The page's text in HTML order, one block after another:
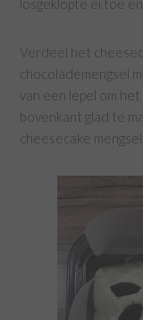
losgeklopte ei toe
Verdeel het
chocolademengsel
van een lepel om
bovenkant glad te
cheesecake mengsel.